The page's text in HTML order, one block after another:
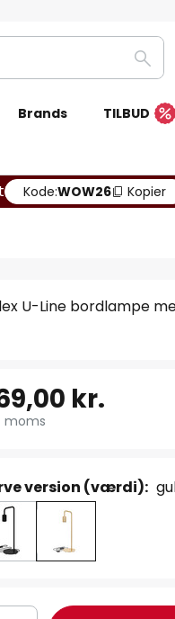
Søg
Brands TILBUD
Kode:WOW26 Kopier
U-Line bordlampe
kr.
moms
version (værdi):